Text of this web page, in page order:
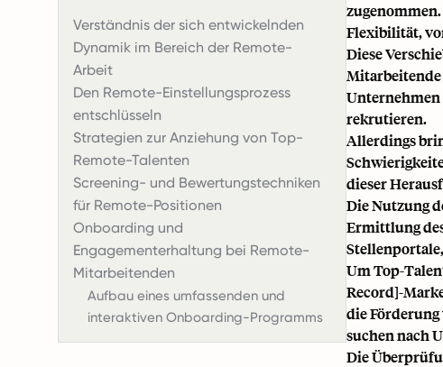
Verständnis der sich entwickelnden
Dynamik im Bereich der Remote-
Arbeit
Den Remote-Einstellungsprozess
entschlüsseln
Strategien zur Anziehung von Top-
Remote-Talenten
Screening- und Bewertungstechniken
für Remote-Positionen
Onboarding und
Engagementerhaltung bei Remote-
Mitarbeitenden
Aufbau eines umfassenden und
interaktiven Onboarding-Programms
Flexibilität,
Diese
Mitarbeitende
Unternehmen
rekrutieren.
Allerdings
dieser
Die Nutzung
Ermittlung
Um Top-
Record]-
die
suchen nach
Die